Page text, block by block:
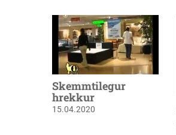
Skemmtilegur
hrekkur
15.04.2020